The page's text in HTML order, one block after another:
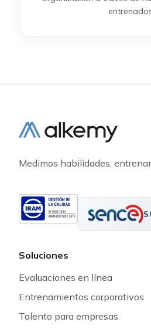
Medimos habilidades,
Soluciones
Evaluaciones en línea
Entrenamientos corporativos
Talento para empresas